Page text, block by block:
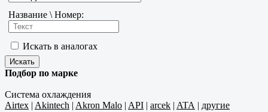
Название \ Номер:
Искать в аналогах
Подбор по марке
Система охлаждения
Airtex | Akintech | Akron Malo | API | arcek | ATA | другие